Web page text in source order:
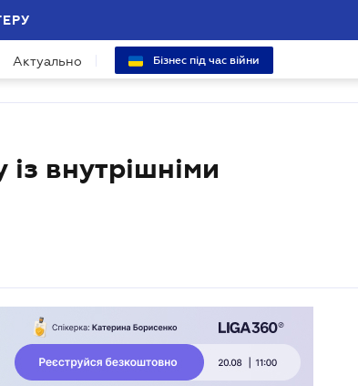
Актуально Бізнес під час війни
внутрішніми